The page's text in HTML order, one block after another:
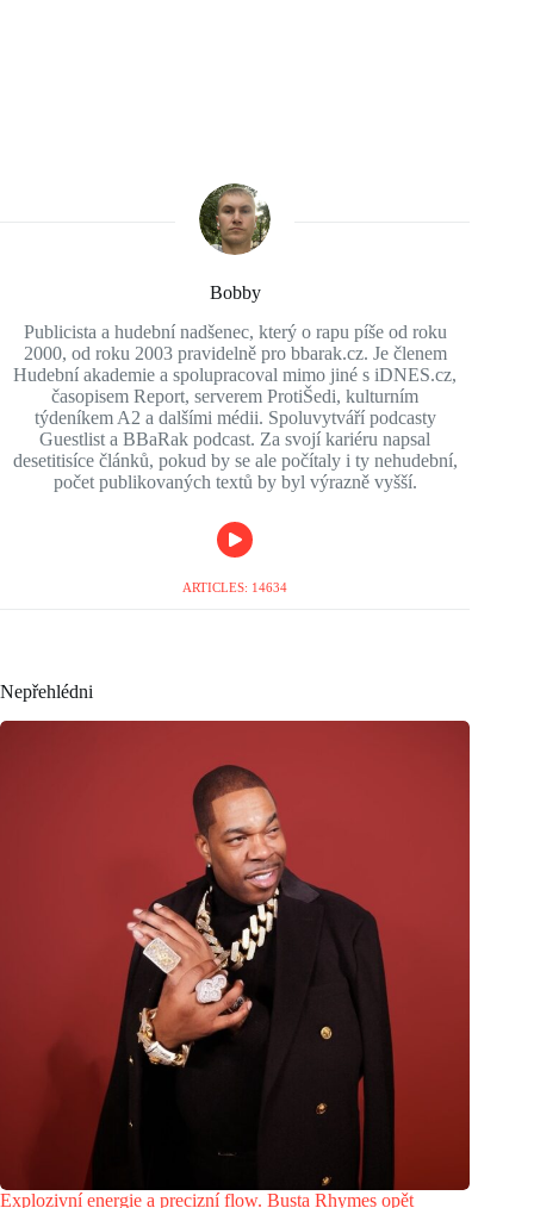
Bobby
Publicista a hudební nadšenec, který o rapu píše od roku
2000, od roku 2003 pravidelně pro bbarak.cz. Je členem
Hudební akademie a spolupracoval mimo jiné s iDNES.cz,
časopisem Report, serverem ProtiŠedi, kulturním
týdeníkem A2 a dalšími médii. Spoluvytváří podcasty
Guestlist a BBaRak podcast. Za svojí kariéru napsal
desetitisíce článků, pokud by se ale počítaly i ty nehudební,
počet publikovaných textů by byl výrazně vyšší.
ARTICLES: 14634
Nepřehlédni
Explozivní energie a precizní flow. Busta Rhymes opět